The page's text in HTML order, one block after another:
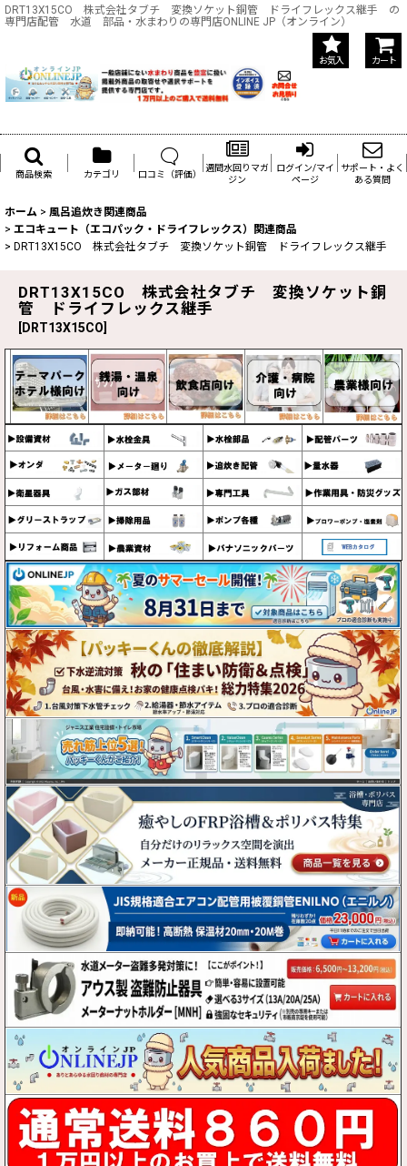
DRT13X15CO 株式会社タブチ 変換ソケット銅管 ドライフレックス継手 の
専門店配管 水道 部品・水まわりの専門店ONLINE JP（オンライン）
お気入 カート
商品検索 カテゴリ 口コミ（評価）
週間水回りマガ
ジン
ログイン/マイ
ページ
サポート・よく
ある質問
ホーム > 風呂追炊き関連商品
> エコキュート（エコパック・ドライフレックス）関連商品
> DRT13X15CO 株式会社タブチ 変換ソケット銅管 ドライフレックス継手
DRT13X15CO 株式会社タブチ 変換ソケット銅
管 ドライフレックス継手
DRT13X15CO